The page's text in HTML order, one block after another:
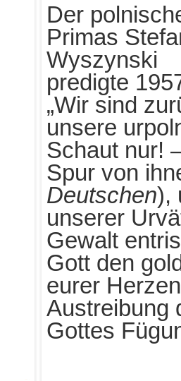
Der
Primas
Wyszynski
predigte
„Wir sind
unsere
Schaut nur!
Spur von
Deutschen),
unserer
Gewalt
Gott den
eurer
Austreibung
Gottes